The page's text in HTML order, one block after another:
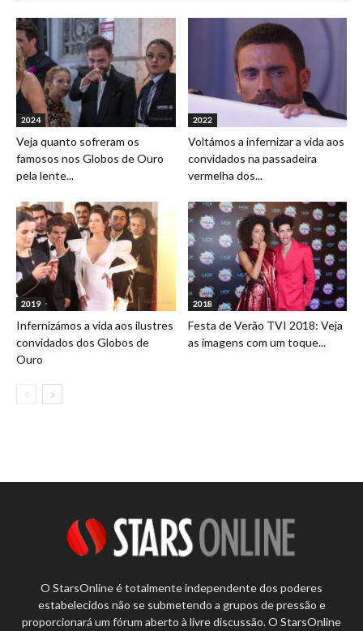
2024
Veja quanto sofreram os
famosos nos Globos de Ouro
pela lente...
2022
Voltámos a infernizar a vida aos
convidados na passadeira
vermelha dos...
2019
Infernizámos a vida aos ilustres
convidados dos Globos de
Ouro
2018
Festa de Verão TVI 2018: Veja
as imagens com um toque...
O StarsOnline é totalmente independente dos poderes
estabelecidos não se submetendo a grupos de pressão e
proporcionará um fórum aberto à livre discussão. O StarsOnline